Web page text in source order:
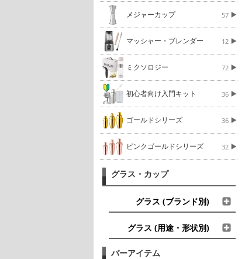
メジャーカップ 57
マッシャー・ブレンダー 12
ミクソロジー 72
初心者向け入門キット 36
ゴールドシリーズ 36
ピンクゴールドシリーズ 32
グラス・カップ
グラス (ブランド別)
グラス (用途・形状別)
バーアイテム